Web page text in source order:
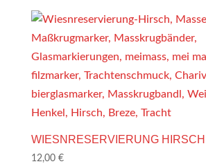
WIESNRESERVIERUNG HIRSCH
12,00 €